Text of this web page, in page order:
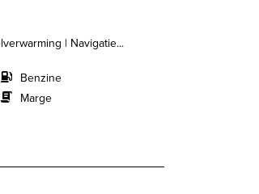
| Navigatie...
Benzine
Marge